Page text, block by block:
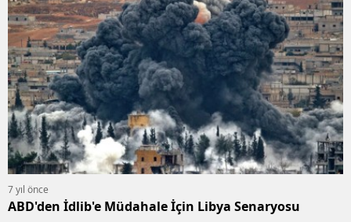
7 yıl önce
ABD'den İdlib'e Müdahale İçin Libya Senaryosu